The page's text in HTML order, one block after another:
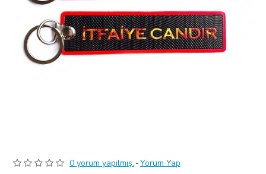
0 yorum yapılmış. -Yorum Yap